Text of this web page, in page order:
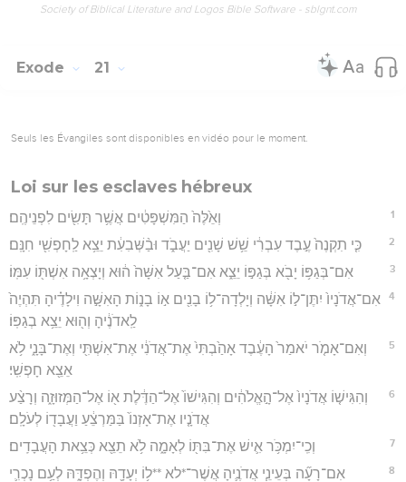
Society of Biblical Literature and Logos Bible Software - sblgnt.com
Exode 21
Seuls les Évangiles sont disponibles en vidéo pour le moment.
Loi sur les esclaves hébreux
1 וְאֵ֙לֶּה֙ הַמִּשְׁפָּטִ֔ים אֲשֶׁ֥ר תָּשִׂ֖ים לִפְנֵיהֶֽם׃
2 כִּ֤י תִקְנֶה֙ עֶ֣בֶד עִבְרִ֔י שֵׁ֥שׁ שָׁנִ֖ים יַעֲבֹ֑ד וּבַ֨שְּׁבִעִ֔ת יֵצֵ֥א לַֽחָפְשִׁ֖י חִנָּֽם׃
3 אִם־בְּגַפּ֥וֹ יָבֹ֖א בְּגַפּ֣וֹ יֵצֵ֑א אִם־בַּ֤עַל אִשָּׁה֙ ה֔וּא וְיָצְאָ֥ה אִשְׁתּ֖וֹ עִמּֽוֹ׃
4
אִם־אֲדֹנָיו֙ יִתֶּן־ל֣וֹ אִשָּׁ֔ה וְיָלְדָה־ל֥וֹ בָנִ֖ים א֣וֹ בָנ֑וֹת הָאִשָּׁ֣ה וִילָדֶ֗יהָ תִּהְיֶה֙
לַֽאדֹנֶ֔יהָ וְה֖וּא יֵצֵ֥א בְגַפּֽוֹ׃
5
וְאִם־אָמֹ֤ר יֹאמַר֙ הָעֶ֔בֶד אָהַ֙בְתִּי֙ אֶת־אֲדֹנִ֔י אֶת־אִשְׁתִּ֖י וְאֶת־בָּנָ֑י לֹ֥א
אֵצֵ֖א חָפְשִֽׁי׃
6
וְהִגִּישׁ֤וֹ אֲדֹנָיו֙ אֶל־הָ֣אֱלֹהִ֔ים וְהִגִּישׁוֹ֙ אֶל־הַדֶּ֔לֶת א֖וֹ אֶל־הַמְּזוּזָ֑ה וְרָצַ֨ע
אֲדֹנָ֤יו אֶת־אָזְנוֹ֙ בַּמַּרְצֵ֔עַ וַעֲבָד֖וֹ לְעֹלָֽם׃
7 וְכִֽי־יִמְכֹּ֥ר אִ֛ישׁ אֶת־בִּתּ֖וֹ לְאָמָ֑ה לֹ֥א תֵצֵ֖א כְּצֵ֥את הָעֲבָדִֽים׃
8
אִם־רָעָ֞ה בְּעֵינֵ֧י אֲדֹנֶ֛יהָ אֲשֶׁר־*לא **ל֥וֹ יְעָדָ֖הּ וְהֶפְדָּ֑הּ לְעַ֥ם נָכְרִ֛י